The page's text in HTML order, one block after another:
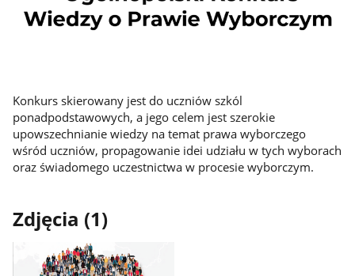
Konkurs skierowany jest do uczniów szkól
ponadpodstawowych, a jego celem jest szerokie
upowszechnianie wiedzy na temat prawa wyborczego
wśród uczniów, propagowanie idei udziału w tych wyborach
oraz świadomego uczestnictwa w procesie wyborczym.
Zdjęcia (1)